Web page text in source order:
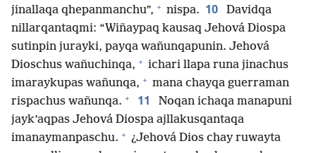
jinallaqa qhepanmanchu”, + nispa. 10
Davidqa
nillarqantaqmi: “Wiñaypaq kausaq Jehová Diospa
sutinpin jurayki, payqa wañunqapunin. Jehová
Dioschus wañuchinqa, + ichari llapa runa jinachus
imaraykupas wañunqa, + mana chayqa guerraman
rispachus wañunqa. + 11
Noqan ichaqa manapuni
jayk’aqpas Jehová Diospa ajllakusqantaqa
imanaymanpaschu. + ¿Jehová Dios chay ruwayta